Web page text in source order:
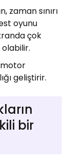
zaman sınırı
oyunu
çok
motor
geliştirir.
bir